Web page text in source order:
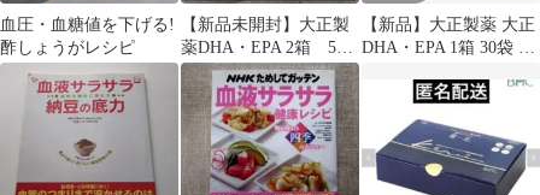
血圧・血糖値を下げる!
酢しょうがレシピ
【新品未開封】大正製
薬DHA・EPA 2箱 53
袋
【新品】大正製薬 大正
DHA・EPA 1箱 30袋 30